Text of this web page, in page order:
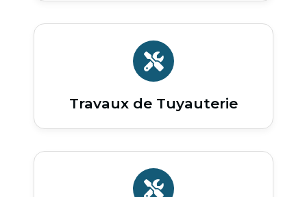
Travaux de Tuyauterie